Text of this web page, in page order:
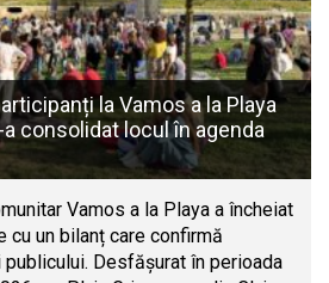
la Vamos a la Playa
consolidat locul în agenda
Vamos a la Playa a încheiat
cu un bilanț care confirmă
Desfășurat în perioada